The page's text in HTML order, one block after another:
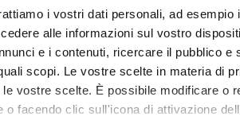
i vostri dati personali, ad
alle informazioni sul vostro
e i contenuti, ricercare il pubblico
scopi. Le vostre scelte in materia di
vostre scelte. È possibile modificare o
o facendo clic sull'icona di attivazione
in biology